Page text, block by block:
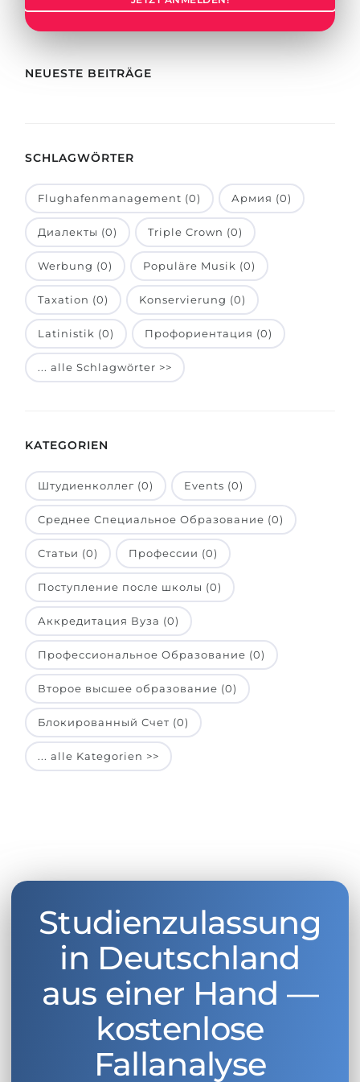
Berufe
Holland-Test
Interessenkarte-Test
RIASEC-Test
Erfolgzu
100%
BEWERBEN FÜR FACHRICHTUNG …
BEWERBEN AUS …
Russland
Ukraine
Kasachstan
Aserbaidschan
Armenien
Belarus
BERATUNG BUCHEN
NEUESTE BEITRÄGE
SCHLAGWÖRTER
Flughafenmanagement (0) Армия (0)
Диалекты (0) Triple Crown (0)
Werbung (0) Populäre Musik (0)
Taxation (0) Konservierung (0)
Latinistik (0) Профориентация (0)
... alle Schlagwörter >>
KATEGORIEN
Штудиенколлег (0) Events (0)
Среднее Специальное Образование (0)
Статьи (0) Профессии (0)
Поступление после школы (0)
Аккредитация Вуза (0)
Профессиональное Образование (0)
Второе высшее образование (0)
Блокированный Счет (0)
... alle Kategorien >>
Studienzulassung
in Deutschland
aus einer Hand —
kostenlose
Fallanalyse